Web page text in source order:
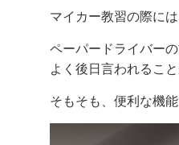
マイカー教習の際に
ペーパードライバー
よく後日言われること
そもそも、便利な機